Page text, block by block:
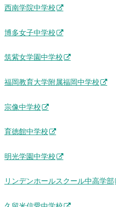
西南学院中学校
博多女子中学校
筑紫女学園中学校
福岡教育大学附属福岡中学校
宗像中学校
育徳館中学校
明光学園中学校
リンデンホールスクール中高学部